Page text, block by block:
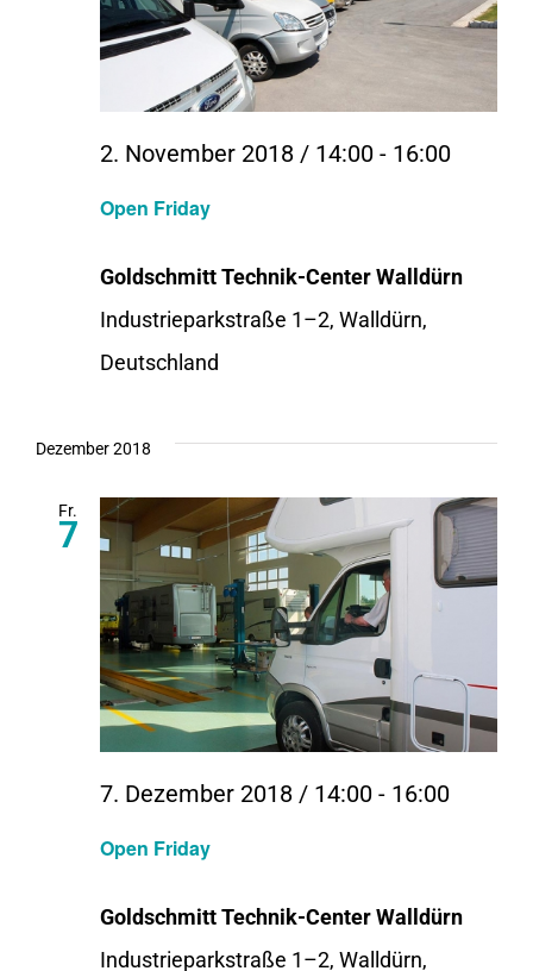
Open Friday
2. November 2018 / 14:00 - 16:00
Goldschmitt Technik-Center Walldürn
Industrieparkstraße 1–2, Walldürn,
Deutschland
Dezember 2018
Fr.
7
Open Friday
7. Dezember 2018 / 14:00 - 16:00
Goldschmitt Technik-Center Walldürn
Industrieparkstraße 1–2, Walldürn,